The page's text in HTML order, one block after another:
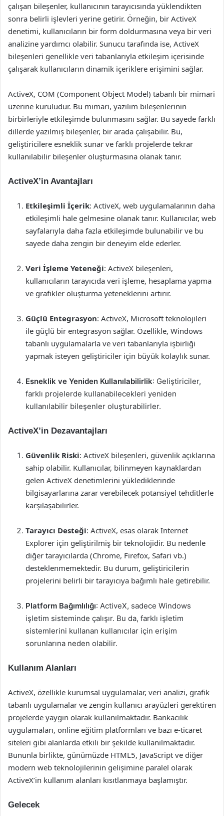
çalışan bileşenler, kullanıcının tarayıcısında yüklendikten
sonra belirli işlevleri yerine getirir. Örneğin, bir ActiveX
denetimi, kullanıcıların bir form doldurmasına veya bir veri
analizine yardımcı olabilir. Sunucu tarafında ise, ActiveX
bileşenleri genellikle veri tabanlarıyla etkileşim içerisinde
çalışarak kullanıcıların dinamik içeriklere erişimini sağlar.
ActiveX, COM (Component Object Model) tabanlı bir mimari
üzerine kuruludur. Bu mimari, yazılım bileşenlerinin
birbirleriyle etkileşimde bulunmasını sağlar. Bu sayede farklı
dillerde yazılmış bileşenler, bir arada çalışabilir. Bu,
geliştiricilere esneklik sunar ve farklı projelerde tekrar
kullanılabilir bileşenler oluşturmasına olanak tanır.
ActiveX’in Avantajları
Etkileşimli İçerik: ActiveX, web uygulamalarının daha
etkileşimli hale gelmesine olanak tanır. Kullanıcılar, web
sayfalarıyla daha fazla etkileşimde bulunabilir ve bu
sayede daha zengin bir deneyim elde ederler.
Veri İşleme Yeteneği: ActiveX bileşenleri,
kullanıcıların tarayıcıda veri işleme, hesaplama yapma
ve grafikler oluşturma yeteneklerini artırır.
Güçlü Entegrasyon: ActiveX, Microsoft teknolojileri
ile güçlü bir entegrasyon sağlar. Özellikle, Windows
tabanlı uygulamalarla ve veri tabanlarıyla işbirliği
yapmak isteyen geliştiriciler için büyük kolaylık sunar.
Esneklik ve Yeniden Kullanılabilirlik: Geliştiriciler,
farklı projelerde kullanabilecekleri yeniden
kullanılabilir bileşenler oluşturabilirler.
ActiveX’in Dezavantajları
Güvenlik Riski: ActiveX bileşenleri, güvenlik açıklarına
sahip olabilir. Kullanıcılar, bilinmeyen kaynaklardan
gelen ActiveX denetimlerini yüklediklerinde
bilgisayarlarına zarar verebilecek potansiyel tehditlerle
karşılaşabilirler.
Tarayıcı Desteği: ActiveX, esas olarak Internet
Explorer için geliştirilmiş bir teknolojidir. Bu nedenle
diğer tarayıcılarda (Chrome, Firefox, Safari vb.)
desteklenmemektedir. Bu durum, geliştiricilerin
projelerini belirli bir tarayıcıya bağımlı hale getirebilir.
Platform Bağımlılığı: ActiveX, sadece Windows
işletim sisteminde çalışır. Bu da, farklı işletim
sistemlerini kullanan kullanıcılar için erişim
sorunlarına neden olabilir.
Kullanım Alanları
ActiveX, özellikle kurumsal uygulamalar, veri analizi, grafik
tabanlı uygulamalar ve zengin kullanıcı arayüzleri gerektiren
projelerde yaygın olarak kullanılmaktadır. Bankacılık
uygulamaları, online eğitim platformları ve bazı e-ticaret
siteleri gibi alanlarda etkili bir şekilde kullanılmaktadır.
Bununla birlikte, günümüzde HTML5, JavaScript ve diğer
modern web teknolojilerinin gelişimine paralel olarak
ActiveX’in kullanım alanları kısıtlanmaya başlamıştır.
Gelecek